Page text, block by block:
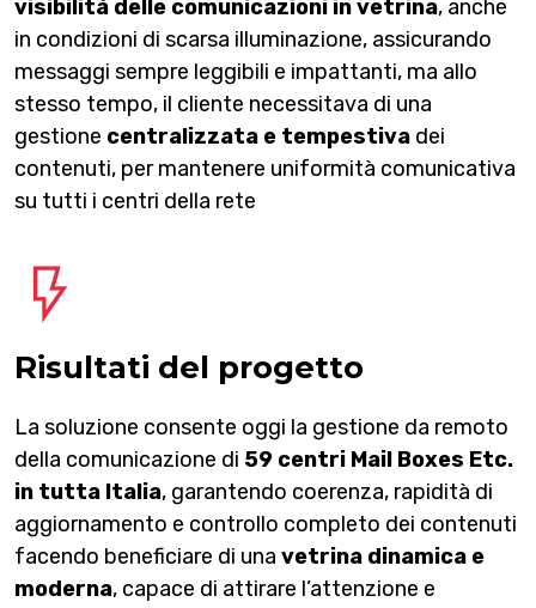
visibilità delle comunicazioni in vetrina, anche
in condizioni di scarsa illuminazione, assicurando
messaggi sempre leggibili e impattanti, ma allo
stesso tempo, il cliente necessitava di una
gestione centralizzata e tempestiva dei
contenuti, per mantenere uniformità comunicativa
su tutti i centri della rete
Risultati del progetto
La soluzione consente oggi la gestione da remoto
della comunicazione di 59 centri Mail Boxes Etc.
in tutta Italia, garantendo coerenza, rapidità di
aggiornamento e controllo completo dei contenuti
facendo beneficiare di una vetrina dinamica e
moderna, capace di attirare l’attenzione e